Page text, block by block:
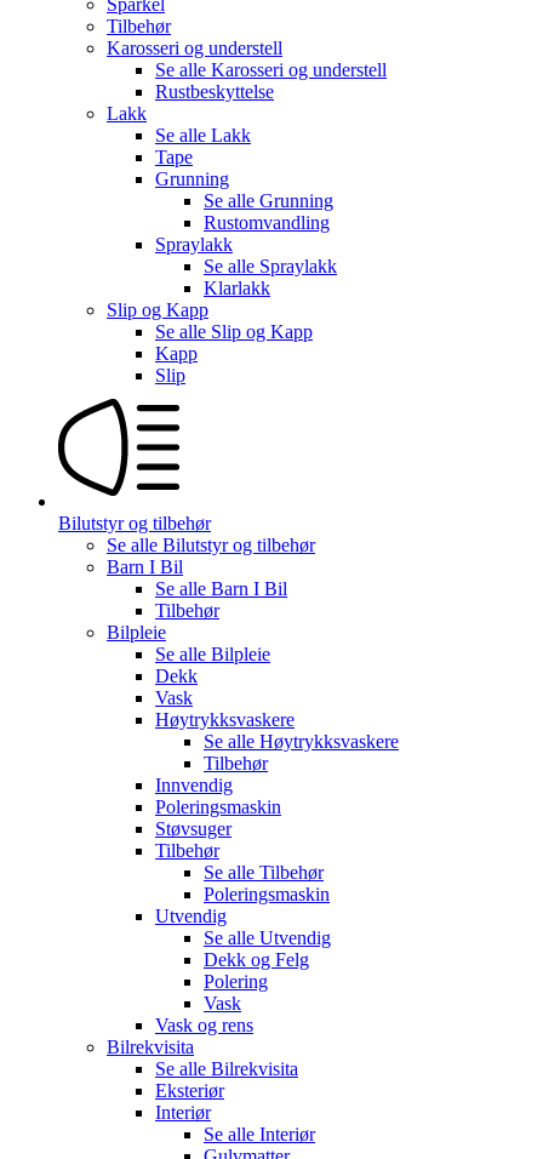
Tilbehør
Karosseri og understell
Se alle Karosseri og understell
Rustbeskyttelse
Lakk
Se alle Lakk
Tape
Grunning
Se alle Grunning
Rustomvandling
Spraylakk
Se alle Spraylakk
Klarlakk
Slip og Kapp
Se alle Slip og Kapp
Kapp
Slip
Bilutstyr og tilbehør
Se alle Bilutstyr og tilbehør
Barn I Bil
Se alle Barn I Bil
Tilbehør
Bilpleie
Se alle Bilpleie
Dekk
Vask
Høytrykksvaskere
Se alle Høytrykksvaskere
Tilbehør
Innvendig
Poleringsmaskin
Støvsuger
Tilbehør
Se alle Tilbehør
Poleringsmaskin
Utvendig
Se alle Utvendig
Dekk og Felg
Polering
Vask
Vask og rens
Bilrekvisita
Se alle Bilrekvisita
Eksteriør
Interiør
Se alle Interiør